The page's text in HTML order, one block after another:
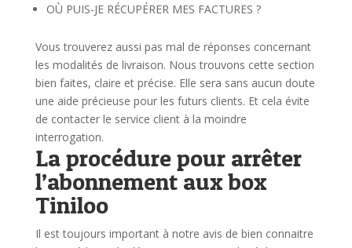
OÙ PUIS-JE RÉCUPÉRER MES FACTURES ?
Vous trouverez aussi pas mal de réponses concernant
les modalités de livraison. Nous trouvons cette section
bien faites, claire et précise. Elle sera sans aucun doute
une aide précieuse pour les futurs clients. Et cela évite
de contacter le service client à la moindre
interrogation.
La procédure pour arrêter
l’abonnement aux box
Tiniloo
Il est toujours important à notre avis de bien connaitre